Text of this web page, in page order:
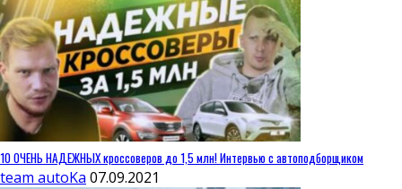
10 ОЧЕНЬ НАДЕЖНЫХ кроссоверов до 1,5 млн! Интервью с автоподборщиком
team autoKa 07.09.2021